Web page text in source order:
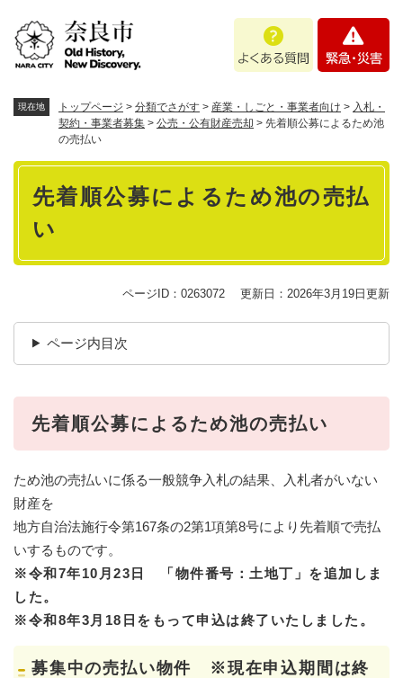
あ
問
・
現在地 トップページ > 分類でさがす > 産業・しごと・事業者向け > 入札・
契約・事業者募集 > 公売・公有財産売却 > 先着順公募によるため池
の売払い
本
先着順公募によるため池の売払
い
ページID：0263072 更新日：2026年3月19日更新
ページ内目次
先着順公募によるため池の売払い
ため池の売払いに係る一般競争入札の結果、入札者がいない
財産を
地方自治法施行令第167条の2第1項第8号により先着順で売払
いするものです。
※令和7年10月23日 「物件番号：土地丁」を追加しま
した。
※令和8年3月18日をもって申込は終了いたしました。
募集中の売払い物件 ※現在申込期間は終